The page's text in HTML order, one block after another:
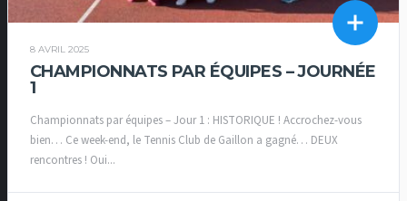
8 AVRIL 2025
CHAMPIONNATS PAR ÉQUIPES – JOURNÉE
1
Championnats par équipes – Jour 1 : HISTORIQUE ! Accrochez-vous
bien… Ce week-end, le Tennis Club de Gaillon a gagné… DEUX
rencontres ! Oui...